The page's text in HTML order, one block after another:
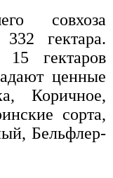
совхоза
гектара.
гектаров
ценные
Коричное,
сорта,
Бельфлер-